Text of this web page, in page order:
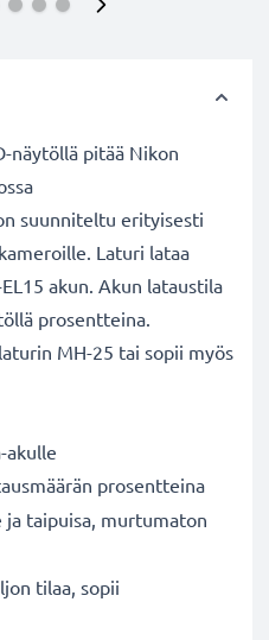
näytöllä pitää Nikon
suunniteltu erityisesti
Laturi lataa
akun. Akun lataustila
prosentteina.
MH-25 tai sopii myös
akulle
prosentteina
taipuisa, murtumaton
tilaa, sopii